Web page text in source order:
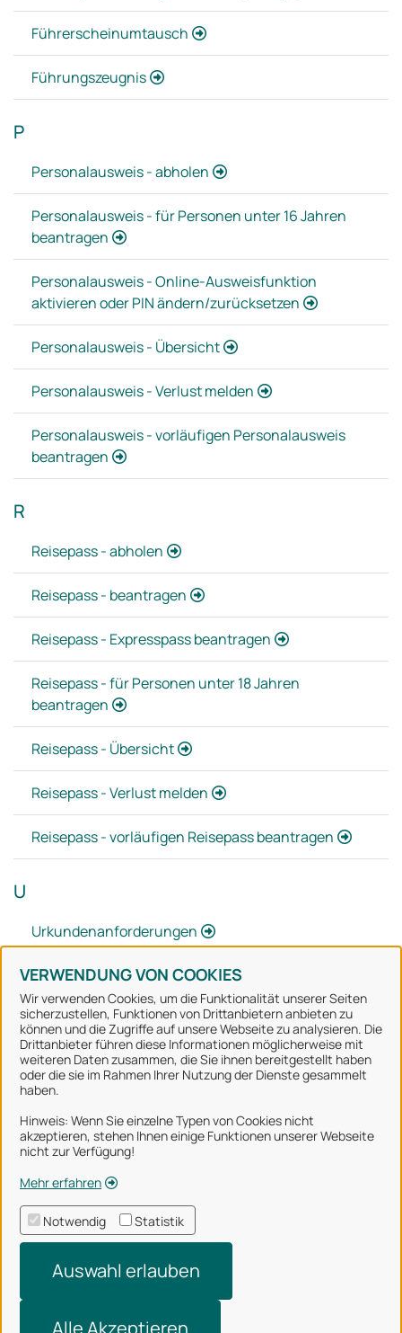
VERWENDUNG VON COOKIES
Wir verwenden Cookies, um die Funktionalität unserer Seiten
sicherzustellen, Funktionen von Drittanbietern anbieten zu
können und die Zugriffe auf unsere Webseite zu analysieren. Die
Drittanbieter führen diese Informationen möglicherweise mit
weiteren Daten zusammen, die Sie ihnen bereitgestellt haben
oder die sie im Rahmen Ihrer Nutzung der Dienste gesammelt
haben.
Hinweis: Wenn Sie einzelne Typen von Cookies nicht
akzeptieren, stehen Ihnen einige Funktionen unserer Webseite
nicht zur Verfügung!
Mehr erfahren
Notwendig Statistik
Auswahl erlauben
Alle Akzeptieren
Führerscheinumtausch
Führungszeugnis
P
Personalausweis - abholen
Personalausweis - für Personen unter 16 Jahren
beantragen
Personalausweis - Online-Ausweisfunktion
aktivieren oder PIN ändern/zurücksetzen
Personalausweis - Übersicht
Personalausweis - Verlust melden
Personalausweis - vorläufigen Personalausweis
beantragen
R
Reisepass - abholen
Reisepass - beantragen
Reisepass - Expresspass beantragen
Reisepass - für Personen unter 18 Jahren
beantragen
Reisepass - Übersicht
Reisepass - Verlust melden
Reisepass - vorläufigen Reisepass beantragen
U
Urkundenanforderungen
Stadt Osnabrück
Alle Rechte vorbehalten
Über uns
Impressum
Datenschutzerklärung
Technischer Support